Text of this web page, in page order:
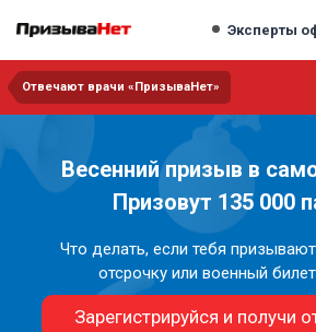
Эксперты
Отвечают врачи «ПризываНет»
Весенний призыв в
Призовут 135 000
Что делать, если тебя
отсрочку или военный
Зарегистрируйся и получи